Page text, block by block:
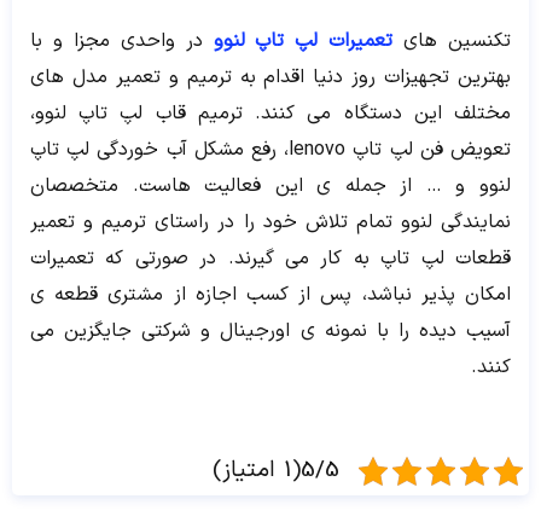
تکنسین هایتعمیرات لپ تاپ لنوو در واحدی مجزا و با
بهترین تجهیزات روز دنیا اقدام به ترمیم و تعمیر مدل های
مختلف این دستگاه می کنند. ترمیم قاب لپ تاپ لنوو،
تعویض فن لپ تاپ lenovo، رفع مشکل آب خوردگی لپ تاپ
لنوو و … از جمله ی این فعالیت هاست. متخصصان
نمایندگی لنوو تمام تلاش خود را در راستای ترمیم و تعمیر
قطعات لپ تاپ به کار می گیرند. در صورتی که تعمیرات
امکان پذیر نباشد، پس از کسب اجازه از مشتری قطعه ی
آسیب دیده را با نمونه ی اورجینال و شرکتی جایگزین می
کنند.
5/5(1 امتیاز)